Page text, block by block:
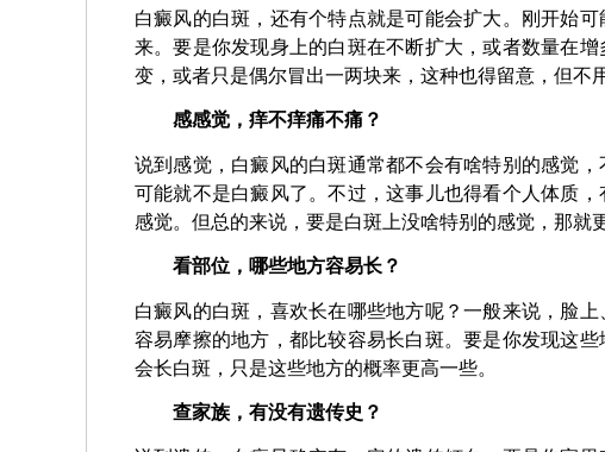
白癜风的白斑，还有个特点就是可能会扩大。刚开始
来。要是你发现身上的白斑在不断扩大，或者数量在
变，或者只是偶尔冒出一两块来，这种也得留意，但不
感感觉，痒不痒痛不痛？
说到感觉，白癜风的白斑通常都不会有啥特别的感觉
可能就不是白癜风了。不过，这事儿也得看个人体质
感觉。但总的来说，要是白斑上没啥特别的感觉，那就
看部位，哪些地方容易长？
白癜风的白斑，喜欢长在哪些地方呢？一般来说，脸
容易摩擦的地方，都比较容易长白斑。要是你发现这
会长白斑，只是这些地方的概率更高一些。
查家族，有没有遗传史？